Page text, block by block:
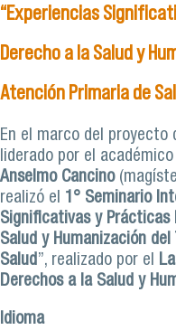
“Experiencias
Derecho a la Salud y
Atención Primaria de
En el marco del proyecto
liderado por el
Anselmo Cancino
realizó el 1° Seminario
Significativas y Prácticas
Salud y Humanización
Salud ”, realizado por el
Derechos a la Salud y
Idioma